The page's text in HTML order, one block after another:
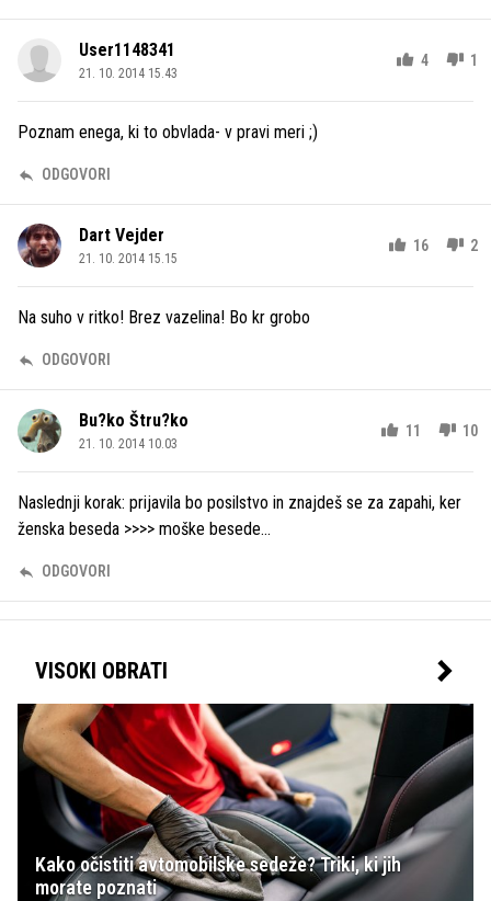
User1148341
21. 10. 2014 15.43
4 1
Poznam enega, ki to obvlada- v pravi meri ;)
ODGOVORI
Dart Vejder
21. 10. 2014 15.15
16 2
Na suho v ritko! Brez vazelina! Bo kr grobo
ODGOVORI
Bu?ko Štru?ko
21. 10. 2014 10.03
11 10
Naslednji korak: prijavila bo posilstvo in znajdeš se za zapahi, ker
ženska beseda >>>> moške besede...
ODGOVORI
VISOKI OBRATI
Kako očistiti avtomobilske sedeže? Triki, ki jih
morate poznati